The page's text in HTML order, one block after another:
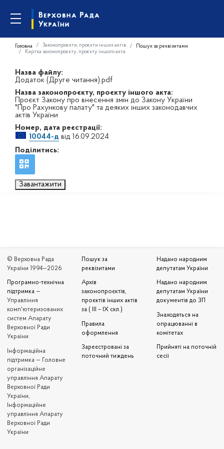
Головна Законопроєкти, проєкти інших актів
Пошук за реквізитами
Картка законопроєкту, проєкту іншого акта
Назва файлу:
Додаток (Друге читання).pdf
Назва законопроєкту, проєкту іншого акта:
Проєкт Закону про внесення змін до Закону України
"Про Рахункову палату" та деяких інших законодавчих
актів України
Номер, дата реєстрації:
10044-двід 16.09.2024
Поділитись:
Завантажити
© Верховна Рада
України 1994—2026
Програмно-технічна
підтримка —
Управління
комп'ютеризованих
систем Апарату
Верховної Ради
України
Iнформаційна
підтримка — Головне
організаційне
управління Апарату
Верховної Ради
України,
Інформаційне
управління Апарату
Верховної Ради
України
Пошук за
реквізитами
Архів
законопроєктів,
проєктів інших актів
за ( III – IX скл.)
Правила
оформлення
Зареєстровані за
поточний тиждень
Надано народним
депутатам України
Надано народним
депутатам України
документів до ЗП
Знаходяться на
опрацюванні в
комітетах
Прийняті на поточній
сесії